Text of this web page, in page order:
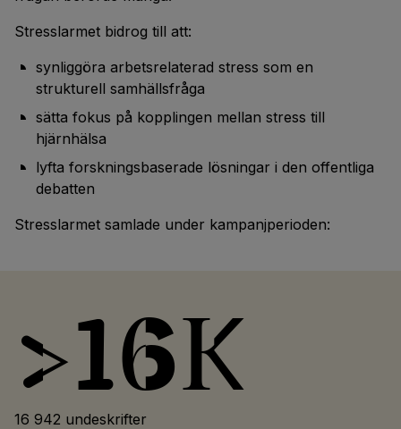
Stresslarmet bidrog till att:
synliggöra arbetsrelaterad stress som en
strukturell samhällsfråga
sätta fokus på kopplingen mellan stress till
hjärnhälsa
lyfta forskningsbaserade lösningar i den offentliga
debatten
Stresslarmet samlade under kampanjperioden:
>16k
16 942 undeskrifter